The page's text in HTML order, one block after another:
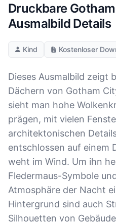
Druckbare
Ausmalbild Details
Kind Kostenloser
Dieses Ausmalbild zeigt
Dächern von Gotham
sieht man hohe
prägen, mit vielen
architektonischen
entschlossen auf einem
weht im Wind. Um ihn
Fledermaus-Symbole
Atmosphäre der Nacht
Hintergrund sind auch
Silhouetten von